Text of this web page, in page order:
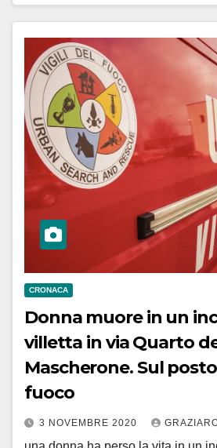
CRONACA
Donna muore in un
villetta in via Quarto
Mascherone. Sul
fuoco
3 NOVEMBRE 2020